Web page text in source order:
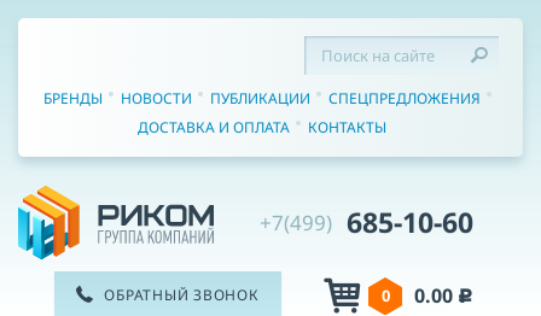
БРЕНДЫ НОВОСТИ ПУБЛИКАЦИИ
СПЕЦПРЕДЛОЖЕНИЯ
ДОСТАВКА И ОПЛАТА
КОНТАКТЫ
+7(499) 685-10-60
ОБРАТНЫЙ ЗВОНОК 0 0.00 c